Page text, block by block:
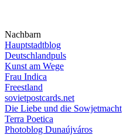
Nachbarn
Hauptstadtblog
Deutschlandpuls
Kunst am Wege
Frau Indica
Freestland
sovietpostcards.net
Die Liebe und die Sowjetmacht
Terra Poetica
Photoblog Dunaújváros